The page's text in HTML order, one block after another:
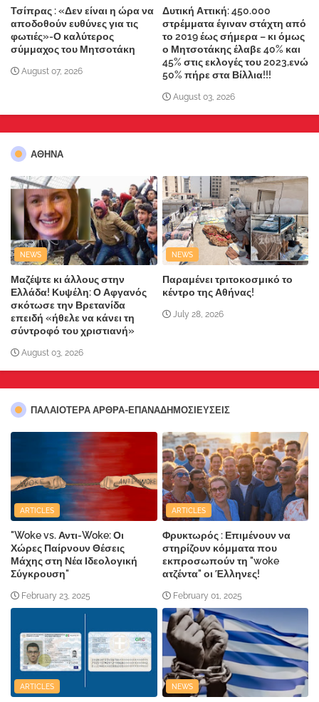
Τσίπρας : «Δεν είναι η ώρα να
αποδοθούν ευθύνες για τις
φωτιές»-Ο καλύτερος
σύμμαχος του Μητσοτάκη
August 07, 2026
Δυτική Αττική: 450.000
στρέμματα έγιναν στάχτη από
το 2019 έως σήμερα – κι όμως
ο Μητσοτάκης έλαβε 40% και
45% στις εκλογές του 2023,ενώ
50% πήρε στα Βίλλια!!!
August 03, 2026
ΑΘΗΝΑ
NEWS
Μαζέψτε κι άλλους στην
Ελλάδα! Κυψέλη: Ο Αφγανός
σκότωσε την Βρετανίδα
επειδή «ήθελε να κάνει τη
σύντροφό του χριστιανή»
August 03, 2026
NEWS
Παραμένει τριτοκοσμικό το
κέντρο της Αθήνας!
July 28, 2026
ΠΑΛΑΙΟΤΕΡΑ ΑΡΘΡΑ-ΕΠΑΝΑΔΗΜΟΣΙΕΥΣΕΙΣ
ARTICLES
"Woke vs. Αντι-Woke: Οι
Χώρες Παίρνουν Θέσεις
Μάχης στη Νέα Ιδεολογική
Σύγκρουση"
February 23, 2025
ARTICLES
Φρυκτωρός : Επιμένουν να
στηρίζουν κόμματα που
εκπροσωπούν τη "woke
ατζέντα" οι Έλληνες!
February 01, 2025
ARTICLES NEWS